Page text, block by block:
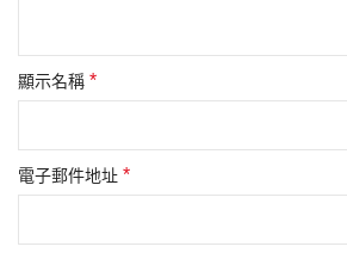
顯示名稱 *
電子郵件地址 *